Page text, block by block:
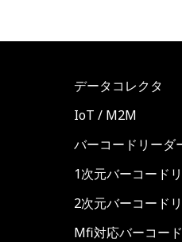
データコレクタ
IoT / M2M
バーコードリーダ
1次元バーコード
2次元バーコード
Mfi対応バーコー